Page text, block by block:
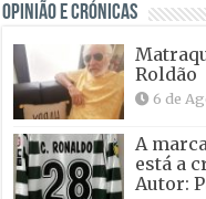
OPINIÃO E CRÓNICAS
Roldão
6 de
A
está a
Autor: